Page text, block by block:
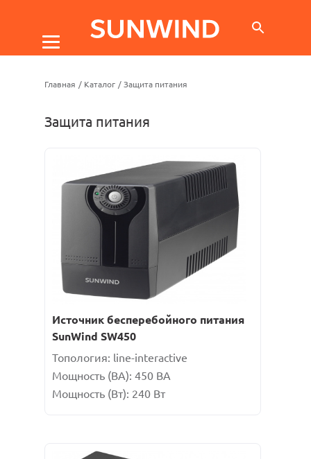
Главная / Каталог / Защита питания
Защита питания
Источник бесперебойного питания
SunWind SW450
Топология: line-interactive
Мощность (ВА): 450 ВA
Мощность (Вт): 240 Вт